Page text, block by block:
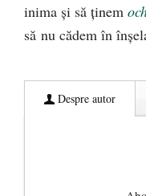
inima şi să ţinem
să nu cădem în
Despre autor